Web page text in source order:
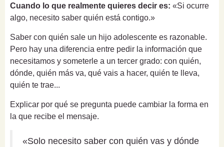
Cuando lo que realmente quieres decir es: «Si ocurre
algo, necesito saber quién está contigo.»
Saber con quién sale un hijo adolescente es razonable.
Pero hay una diferencia entre pedir la información que
necesitamos y someterle a un tercer grado: con quién,
dónde, quién más va, qué vais a hacer, quién te lleva,
quién te trae...
Explicar por qué se pregunta puede cambiar la forma en
la que recibe el mensaje.
«Solo necesito saber con quién vas y dónde